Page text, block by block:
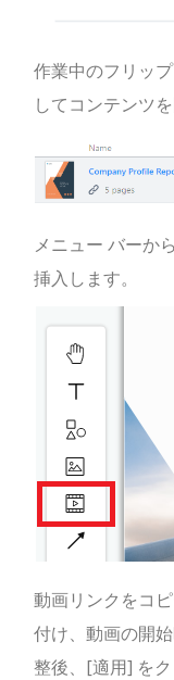
作業中のフリッ
してコンテンツを
メニュー バーから
挿入します。
動画リンクをコ
付け、動画の開
整後、[適用] を